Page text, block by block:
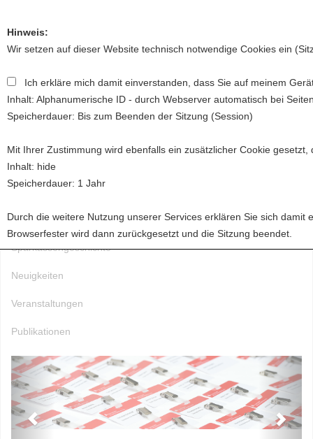
Hinweis:
Wir setzen auf dieser Website technisch notwendige Cookies ein
Ich erkläre mich damit einverstanden, dass Sie auf meinem
Inhalt: Alphanumerische ID - durch Webserver automatisch bei
Speicherdauer: Bis zum Beenden der Sitzung (Session)
Mit Ihrer Zustimmung wird ebenfalls ein zusätzlicher Cookie
Inhalt: hide
Speicherdauer: 1 Jahr
Durch die weitere Nutzung unserer Services erklären Sie sich
Browserfester wird dann zurückgesetzt und die Sitzung beendet.
Startseite
Über uns
Förderung
Sparkassengeschichte
Neuigkeiten
Veranstaltungen
Publikationen